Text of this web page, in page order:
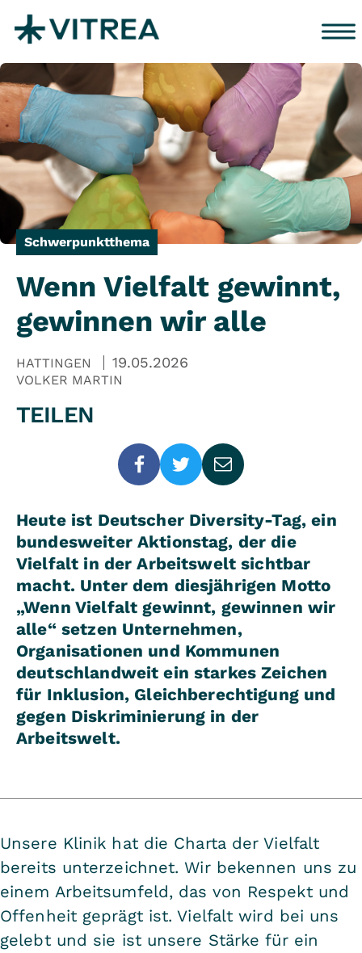
Schwerpunktthema
Wenn Vielfalt gewinnt,
gewinnen wir alle
HATTINGEN 19.05.2026
VOLKER MARTIN
TEILEN
Heute ist Deutscher Diversity-Tag, ein
bundesweiter Aktionstag, der die
Vielfalt in der Arbeitswelt sichtbar
macht. Unter dem diesjährigen Motto
„Wenn Vielfalt gewinnt, gewinnen wir
alle“ setzen Unternehmen,
Organisationen und Kommunen
deutschlandweit ein starkes Zeichen
für Inklusion, Gleichberechtigung und
gegen Diskriminierung in der
Arbeitswelt.
Unsere Klinik hat die Charta der Vielfalt
bereits unterzeichnet. Wir bekennen uns zu
einem Arbeitsumfeld, das von Respekt und
Offenheit geprägt ist. Vielfalt wird bei uns
gelebt und sie ist unsere Stärke für ein